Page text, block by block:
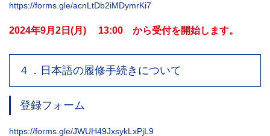
https://forms.gle/acnLtDb2iMDymrKi7
2024年9月2日(月) 13:00 から受付を開始します。
４．日本語の履修手続きについて
登録フォーム
https://forms.gle/JWUH49JxsykLxPjL9